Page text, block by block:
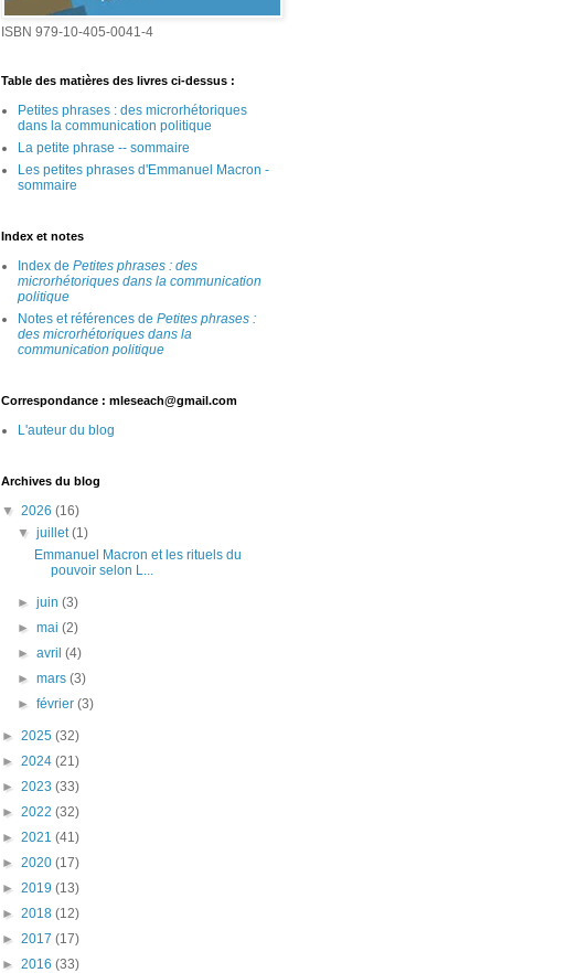
ISBN 979-10-405-0041-4
Table des matières des livres ci-dessus :
Petites phrases : des microrhétoriques
dans la communication politique
La petite phrase -- sommaire
Les petites phrases d'Emmanuel Macron -
sommaire
Index et notes
Index de Petites phrases : des
microrhétoriques dans la communication
politique
Notes et références de Petites phrases :
des microrhétoriques dans la
communication politique
Correspondance : mleseach@gmail.com
L'auteur du blog
Archives du blog
▼ 2026 (16)
▼juillet(1)
Emmanuel Macron et les rituels du
pouvoir selon L...
►juin(3)
►mai(2)
►avril(4)
►mars(3)
►février(3)
► 2025 (32)
► 2024 (21)
► 2023 (33)
► 2022 (32)
► 2021 (41)
► 2020 (17)
► 2019 (13)
► 2018 (12)
► 2017 (17)
► 2016 (33)